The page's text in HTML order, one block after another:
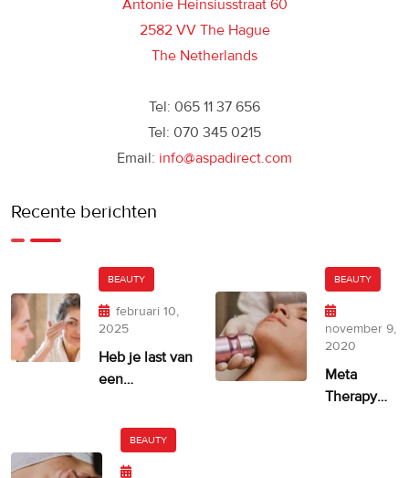
Antonie Heinsiusstraat 60
2582 VV The Hague
The Netherlands
Tel: 065 11 37 656
Tel: 070 345 0215
Email: info@aspadirect.com
Recente berichten
BEAUTY
februari 10,
2025
Heb je last van
een
BEAUTY
november 9,
2020
Meta
Therapy
BEAUTY